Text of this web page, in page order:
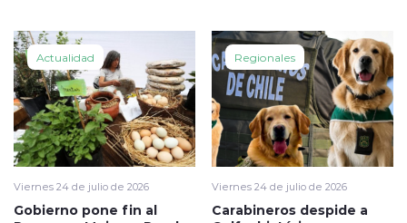
Actualidad
Viernes 24 de julio de 2026
Gobierno pone fin al
Regionales
Viernes 24 de julio de 2026
Carabineros despide a